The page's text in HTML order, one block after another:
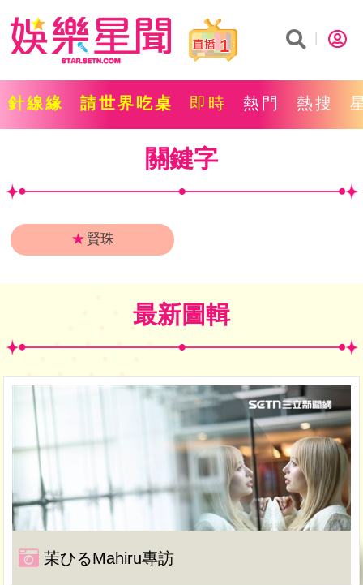
1
針線緣 請世界吃桌 即時 熱門 熱搜
關鍵字
★ 賢珠
最新圖輯
茉ひるMahiru專訪